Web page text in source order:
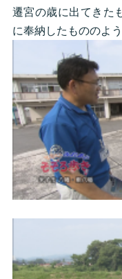
遷宮の歳に出てきた
に奉納したもののよう